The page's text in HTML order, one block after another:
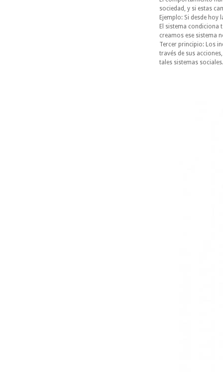
sociedad, y si estas
Ejemplo: Si desde
El sistema
creamos ese sistema
Tercer principio: Los
través de sus
tales sistemas sociales.